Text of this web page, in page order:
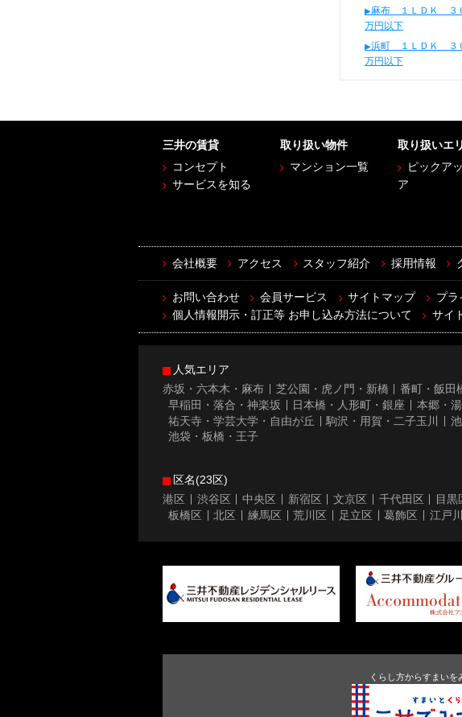
麻布 １ＬＤＫ ３
万円以下
浜町 １ＬＤＫ ３
万円以下
三井の賃貸
コンセプト
サービスを知る
取り扱い物件
マンション一覧
取り扱いエ
ピックア
ア
会社概要 アクセス スタッフ紹介 採用情報
お問い合わせ 会員サービス サイトマップ プラ
個人情報開示・訂正等 お申し込み方法について
サイ
人気エリア
赤坂・六本木・麻布
芝公園・虎ノ門・新橋 番町・飯田
早稲田・落合・神楽坂
日本橋・人形町・銀座 本郷・湯
祐天寺・学芸大学・自由が丘
駒沢・用賀・二子玉川
池袋・板橋・王子
区名(23区)
港区
渋谷区 中央区 新宿区 文京区 千代田区 目黒
板橋区
北区 練馬区 荒川区 足立区 葛飾区 江戸
くらし方からすまいを